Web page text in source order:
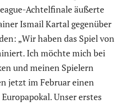
Achtelfinale äußerte
Ismail Kartal gegenüber
„Wir haben das Spiel von
Ich möchte mich bei
und meinen Spielern
jetzt im Februar einen
Unser erstes